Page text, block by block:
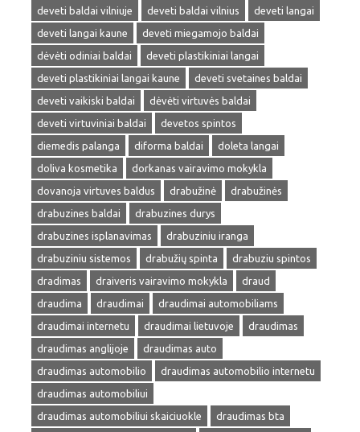
deveti baldai vilniuje deveti baldai vilnius
deveti langai
deveti langai kaune
deveti miegamojo baldai
dėvėti odiniai baldai
deveti plastikiniai langai
deveti plastikiniai langai kaune
deveti svetaines baldai
deveti vaikiski baldai
dėvėti virtuvės baldai
deveti virtuviniai baldai
devetos spintos
diemedis palanga
diforma baldai
doleta langai
doliva kosmetika
dorkanas vairavimo mokykla
dovanoja virtuves baldus
drabužinė
drabužinės
drabuzines baldai
drabuzines durys
drabuzines isplanavimas
drabuziniu iranga
drabuziniu sistemos
drabužių spinta
drabuziu spintos
dradimas
draiveris vairavimo mokykla
draud
draudima
draudimai
draudimai automobiliams
draudimai internetu
draudimai lietuvoje
draudimas
draudimas anglijoje
draudimas auto
draudimas automobilio
draudimas automobilio internetu
draudimas automobiliui
draudimas automobiliui skaiciuokle
draudimas bta